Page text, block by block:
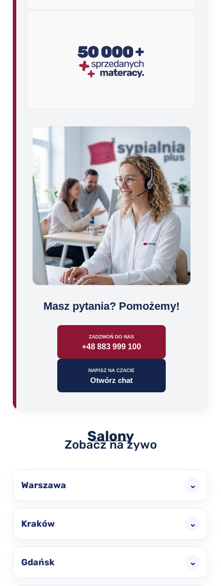
Masz pytania? Pomożemy!
ZADZWOŃ DO NAS
+48 883 999 100
NAPISZ NA CZACIE
Otwórz chat
Salony
Zobacz na żywo
Warszawa ⌄
Kraków ⌄
Gdańsk ⌄